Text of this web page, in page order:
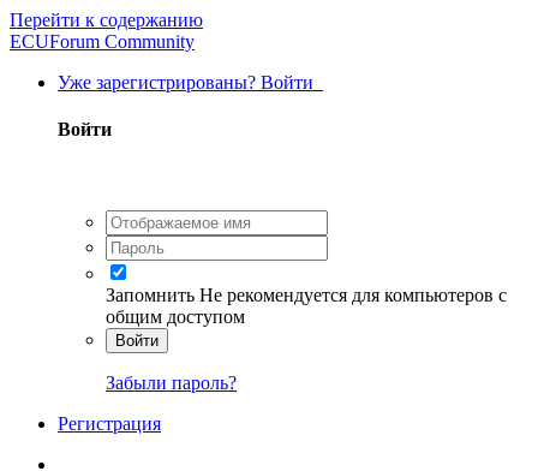
Перейти к содержанию
ECUForum Community
Уже зарегистрированы? Войти
Войти
Запомнить Не рекомендуется для компьютеров с
общим доступом
Войти
Забыли пароль?
Регистрация